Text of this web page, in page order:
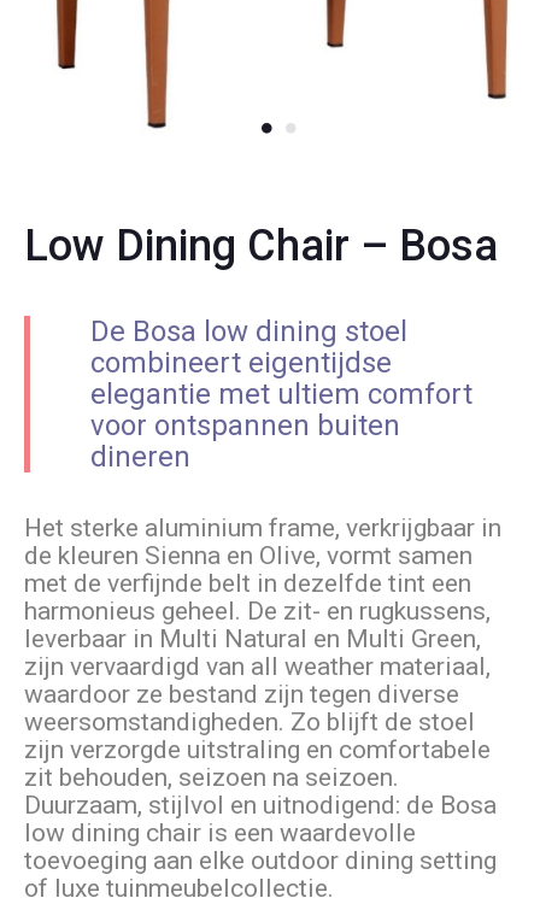
Low Dining Chair – Bosa
De Bosa low dining stoel
combineert eigentijdse
elegantie met ultiem comfort
voor ontspannen buiten
dineren
Het sterke aluminium frame, verkrijgbaar in
de kleuren Sienna en Olive, vormt samen
met de verfijnde belt in dezelfde tint een
harmonieus geheel. De zit- en rugkussens,
leverbaar in Multi Natural en Multi Green,
zijn vervaardigd van all weather materiaal,
waardoor ze bestand zijn tegen diverse
weersomstandigheden. Zo blijft de stoel
zijn verzorgde uitstraling en comfortabele
zit behouden, seizoen na seizoen.
Duurzaam, stijlvol en uitnodigend: de Bosa
low dining chair is een waardevolle
toevoeging aan elke outdoor dining setting
of luxe tuinmeubelcollectie.